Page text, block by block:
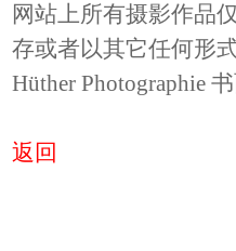
网站上所有摄影作品
存或者以其它任何形
Hüther Photographie 书
返回